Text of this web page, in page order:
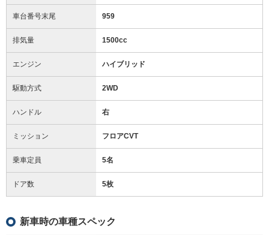
車台番号末尾 959
排気量 1500cc
エンジン ハイブリッド
駆動方式 2WD
ハンドル 右
ミッション フロアCVT
乗車定員 5名
ドア数 5枚
新車時の車種スペック